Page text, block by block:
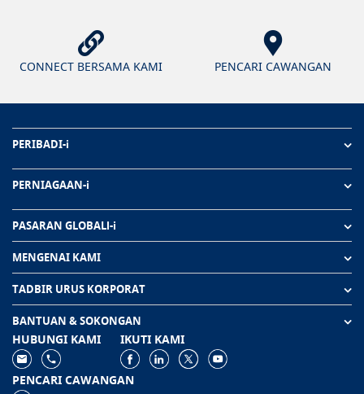
CONNECT BERSAMA KAMI PENCARI CAWANGAN
PERIBADI-i
PERNIAGAAN-i
PASARAN GLOBALl-i
MENGENAI KAMI
TADBIR URUS KORPORAT
BANTUAN & SOKONGAN
HUBUNGI KAMI IKUTI KAMI
PENCARI CAWANGAN